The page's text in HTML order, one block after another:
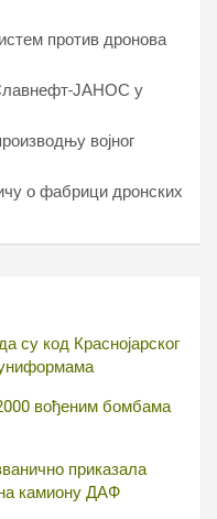
против дронова
ЈАНОС у
војног
о фабрици дронских
су код Краснојарског
вођеним бомбама
приказала
камиону ДАФ